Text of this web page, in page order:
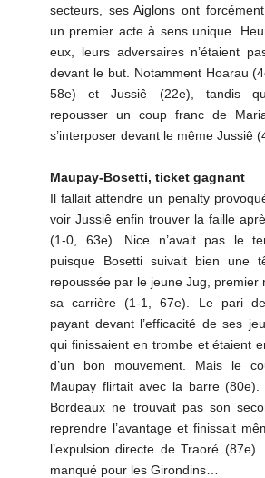
secteurs, ses Aiglons ont
un premier acte à sens unique.
eux, leurs adversaires n’étaient
devant le but. Notamment Hoarau
58e) et Jussiê (22e), tandis
repousser un coup franc de
s’interposer devant le même Jussiê
Maupay-Bosetti, ticket gagnant
Il fallait attendre un penalty
voir Jussiê enfin trouver la faille
(1-0, 63e). Nice n’avait pas le
puisque Bosetti suivait bien une
repoussée par le jeune Jug, premier
sa carrière (1-1, 67e). Le pari
payant devant l’efficacité de ses
qui finissaient en trombe et étaient
d’un bon mouvement. Mais le
Maupay flirtait avec la barre (80e).
Bordeaux ne trouvait pas son
reprendre l’avantage et finissait
l’expulsion directe de Traoré
manqué pour les Girondins…